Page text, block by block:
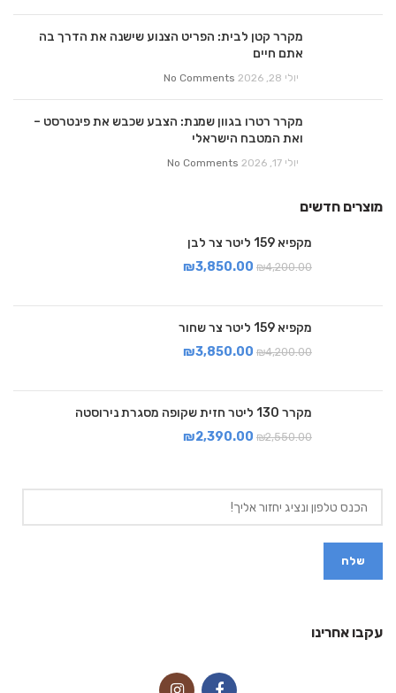
מקרר קטן לבית: הפריט הצנוע שישנה את הדרך בה
אתם חיים
יולי 28, 2026 No Comments
מקרר רטרו בגוון שמנת: הצבע שכבש את פינטרסט –
ואת המטבח הישראלי
יולי 17, 2026 No Comments
מוצרים חדשים
מקפיא 159 ליטר צר לבן
₪4,200.00
₪3,850.00
מקפיא 159 ליטר צר שחור
₪4,200.00
₪3,850.00
מקרר 130 ליטר חזית שקופה מסגרת נירוסטה
₪2,550.00
₪2,390.00
עקבו אחרינו